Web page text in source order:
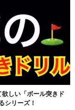
しい「ボール突きド
シリーズ！